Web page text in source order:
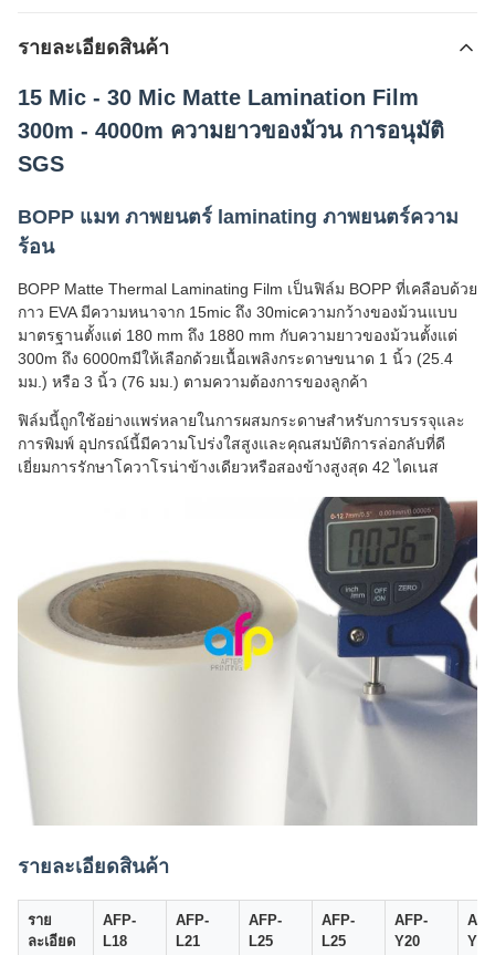
รายละเอียดสินค้า
15 Mic - 30 Mic Matte Lamination Film
300m - 4000m ความยาวของม้วน การอนุมัติ
SGS
BOPP แมท ภาพยนตร์ laminating ภาพยนตร์ความ
ร้อน
BOPP Matte Thermal Laminating Film เป็นฟิล์ม BOPP ที่เคลือบด้วย
กาว EVA มีความหนาจาก 15mic ถึง 30micความกว้างของม้วนแบบ
มาตรฐานตั้งแต่ 180 mm ถึง 1880 mm กับความยาวของม้วนตั้งแต่
300m ถึง 6000mมีให้เลือกด้วยเนื้อเพลิงกระดาษขนาด 1 นิ้ว (25.4
มม.) หรือ 3 นิ้ว (76 มม.) ตามความต้องการของลูกค้า
ฟิล์มนี้ถูกใช้อย่างแพร่หลายในการผสมกระดาษสําหรับการบรรจุและ
การพิมพ์ อุปกรณ์นี้มีความโปร่งใสสูงและคุณสมบัติการล่อกลับที่ดี
เยี่ยมการรักษาโควาโรน่าข้างเดียวหรือสองข้างสูงสุด 42 ไดเนส
รายละเอียดสินค้า
ราย
ละเอียด
AFP-
L18
AFP-
L21
AFP-
L25
AFP-
L25
AFP-
Y20
Y25